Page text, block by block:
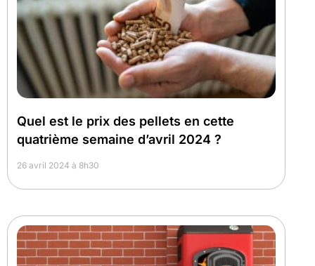
Quel est le prix des pellets en cette
quatrième semaine d’avril 2024 ?
26 avril 2024 à 8h30